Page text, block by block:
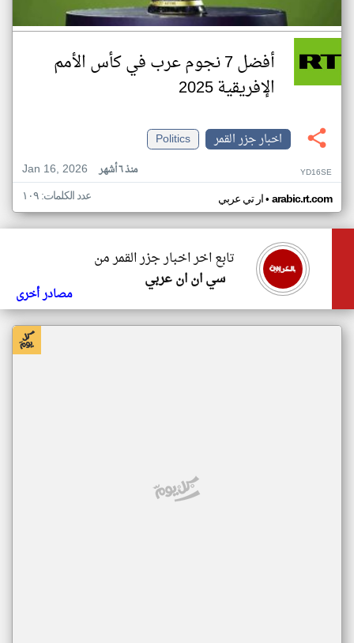
أفضل 7 نجوم عرب في كأس الأمم
الإفريقية 2025
اخبار جزر القمر
Politics
Jan 16, 2026
منذ ٦ أشهر YD16SE
ار تي عربي• arabic.rt.com عدد الكلمات: ١٠٩
تابع اخر اخبار جزر القمر من
سي ان ان عربي
مصادر أخرى